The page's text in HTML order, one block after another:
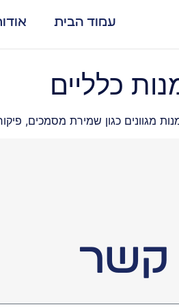
עמוד הבית
כלליים
מגוונים כגון שמירת מסמכים,
קשר